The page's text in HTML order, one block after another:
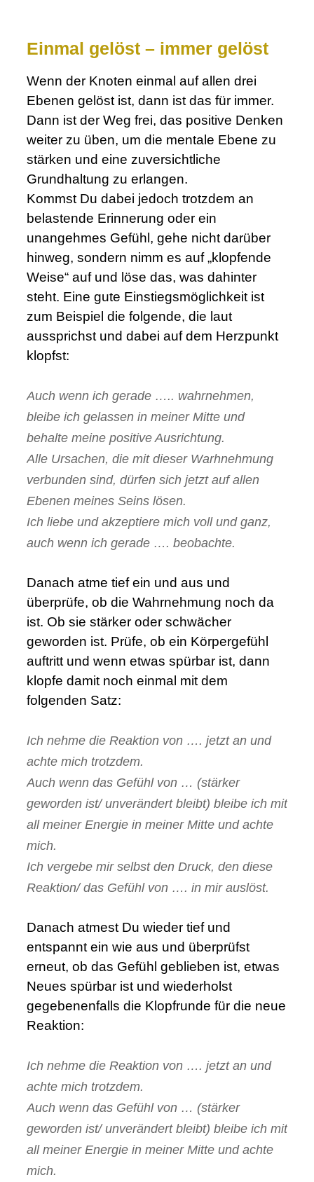
Einmal gelöst – immer gelöst
Wenn der Knoten einmal auf allen drei
Ebenen gelöst ist, dann ist das für immer.
Dann ist der Weg frei, das positive Denken
weiter zu üben, um die mentale Ebene zu
stärken und eine zuversichtliche
Grundhaltung zu erlangen.
Kommst Du dabei jedoch trotzdem an
belastende Erinnerung oder ein
unangehmes Gefühl, gehe nicht darüber
hinweg, sondern nimm es auf „klopfende
Weise“ auf und löse das, was dahinter
steht. Eine gute Einstiegsmöglichkeit ist
zum Beispiel die folgende, die laut
aussprichst und dabei auf dem Herzpunkt
klopfst:
Auch wenn ich gerade ….. wahrnehmen,
bleibe ich gelassen in meiner Mitte und
behalte meine positive Ausrichtung.
Alle Ursachen, die mit dieser Warhnehmung
verbunden sind, dürfen sich jetzt auf allen
Ebenen meines Seins lösen.
Ich liebe und akzeptiere mich voll und ganz,
auch wenn ich gerade …. beobachte.
Danach atme tief ein und aus und
überprüfe, ob die Wahrnehmung noch da
ist. Ob sie stärker oder schwächer
geworden ist. Prüfe, ob ein Körpergefühl
auftritt und wenn etwas spürbar ist, dann
klopfe damit noch einmal mit dem
folgenden Satz:
Ich nehme die Reaktion von …. jetzt an und
achte mich trotzdem.
Auch wenn das Gefühl von … (stärker
geworden ist/ unverändert bleibt) bleibe ich mit
all meiner Energie in meiner Mitte und achte
mich.
Ich vergebe mir selbst den Druck, den diese
Reaktion/ das Gefühl von …. in mir auslöst.
Danach atmest Du wieder tief und
entspannt ein wie aus und überprüfst
erneut, ob das Gefühl geblieben ist, etwas
Neues spürbar ist und wiederholst
gegebenenfalls die Klopfrunde für die neue
Reaktion:
Ich nehme die Reaktion von …. jetzt an und
achte mich trotzdem.
Auch wenn das Gefühl von … (stärker
geworden ist/ unverändert bleibt) bleibe ich mit
all meiner Energie in meiner Mitte und achte
mich.